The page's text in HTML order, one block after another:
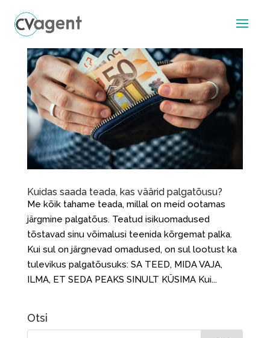
Kuidas saada teada, kas väärid palgatõusu?
Me kõik tahame teada, millal on meid ootamas
järgmine palgatõus. Teatud isikuomadused
tõstavad sinu võimalusi teenida kõrgemat palka.
Kui sul on järgnevad omadused, on sul lootust ka
tulevikus palgatõusuks: SA TEED, MIDA VAJA,
ILMA, ET SEDA PEAKS SINULT KÜSIMA Kui...
Otsi